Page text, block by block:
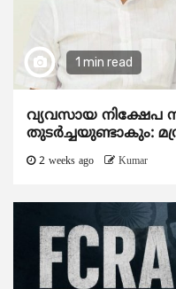
1 min read
വ്യവസായ നിക്ഷേപ
തുടര്‍ച്ചയുണ്ടാകും:
2 weeks ago Kumar